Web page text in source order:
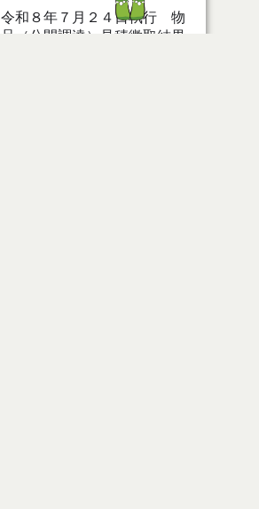
令和８年７月２４日執行 物
品（公開調達）見積徴取結果